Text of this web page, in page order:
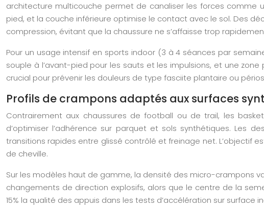
architecture multicouche permet de canaliser les forces comme
pied, et la couche inférieure optimise le contact avec le sol. Des
compression, évitant que la chaussure ne s’affaisse trop
Pour un usage intensif en sports indoor (3 à 4 séances par
souple à l’avant-pied pour les sauts et les impulsions, et une
crucial pour prévenir les douleurs de type fasciite plantaire ou
Profils de crampons adaptés aux surfaces
Contrairement aux chaussures de football ou de trail, les
d’optimiser l’adhérence sur parquet et sols synthétiques. Les
transitions rapides entre glissé contrôlé et freinage net. L’objectif
de cheville.
Sur les modèles haut de gamme, la densité des micro-crampons
changements de direction explosifs, alors que le centre de la
15% la qualité des appuis dans les tests d’accélération sur surface